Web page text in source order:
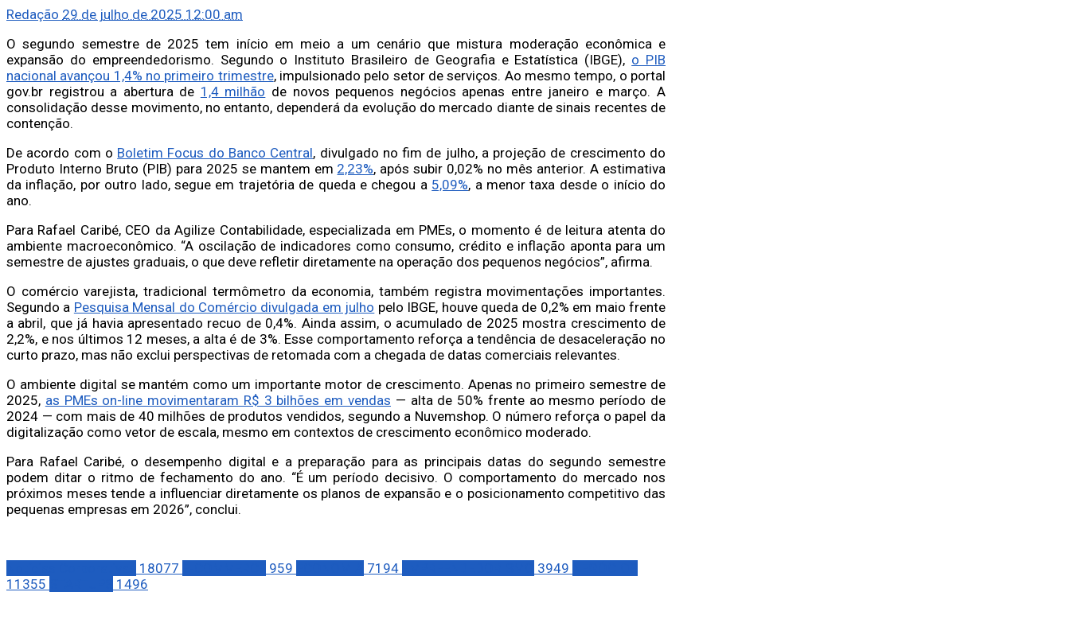
Redação 29 de julho de 2025 12:00 am
O segundo semestre de 2025 tem início em meio a um cenário que mistura moderação econômica e
expansão do empreendedorismo. Segundo o Instituto Brasileiro de Geografia e Estatística (IBGE), o PIB
nacional avançou 1,4% no primeiro trimestre, impulsionado pelo setor de serviços. Ao mesmo tempo, o portal
gov.br registrou a abertura de 1,4 milhão de novos pequenos negócios apenas entre janeiro e março. A
consolidação desse movimento, no entanto, dependerá da evolução do mercado diante de sinais recentes de
contenção.
De acordo com o Boletim Focus do Banco Central, divulgado no fim de julho, a projeção de crescimento do
Produto Interno Bruto (PIB) para 2025 se mantem em 2,23%, após subir 0,02% no mês anterior. A estimativa
da inflação, por outro lado, segue em trajetória de queda e chegou a 5,09%, a menor taxa desde o início do
ano.
Para Rafael Caribé, CEO da Agilize Contabilidade, especializada em PMEs, o momento é de leitura atenta do
ambiente macroeconômico. “A oscilação de indicadores como consumo, crédito e inflação aponta para um
semestre de ajustes graduais, o que deve refletir diretamente na operação dos pequenos negócios”, afirma.
O comércio varejista, tradicional termômetro da economia, também registra movimentações importantes.
Segundo a Pesquisa Mensal do Comércio divulgada em julho pelo IBGE, houve queda de 0,2% em maio frente
a abril, que já havia apresentado recuo de 0,4%. Ainda assim, o acumulado de 2025 mostra crescimento de
2,2%, e nos últimos 12 meses, a alta é de 3%. Esse comportamento reforça a tendência de desaceleração no
curto prazo, mas não exclui perspectivas de retomada com a chegada de datas comerciais relevantes.
O ambiente digital se mantém como um importante motor de crescimento. Apenas no primeiro semestre de
2025, as PMEs on-line movimentaram R$ 3 bilhões em vendas — alta de 50% frente ao mesmo período de
2024 — com mais de 40 milhões de produtos vendidos, segundo a Nuvemshop. O número reforça o papel da
digitalização como vetor de escala, mesmo em contextos de crescimento econômico moderado.
Para Rafael Caribé, o desempenho digital e a preparação para as principais datas do segundo semestre
podem ditar o ritmo de fechamento do ano. “É um período decisivo. O comportamento do mercado nos
próximos meses tende a influenciar diretamente os planos de expansão e o posicionamento competitivo das
pequenas empresas em 2026”, conclui.
18077 959 7194 3949
11355
1496